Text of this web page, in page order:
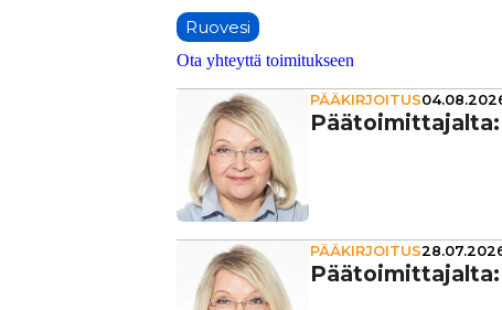
Ruovesi
Ota yhteyttä toimitukseen
PÄÄKIRJOITUS
PÄÄKIRJOITUS